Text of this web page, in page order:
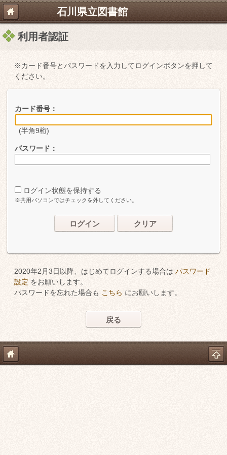
石川県立図書館
利用者認証
※カード番号とパスワードを入力してログインボタンを押して
ください。
カード番号：
(半角9桁)
パスワード：
ログイン状態を保持する
※共用パソコンではチェックを外してください。
ログイン クリア
2020年2月3日以降、はじめてログインする場合は パスワード
設定 をお願いします。
パスワードを忘れた場合も こちら にお願いします。
戻る